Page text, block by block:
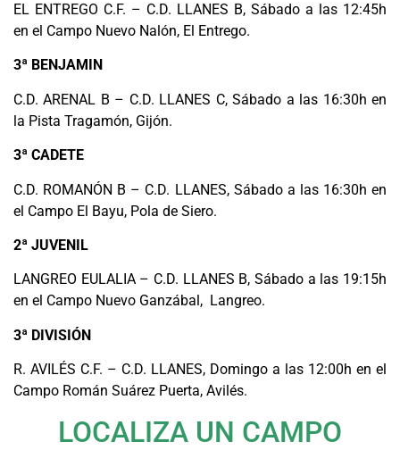
EL ENTREGO C.F. – C.D. LLANES B, Sábado a las 12:45h
en el Campo Nuevo Nalón, El Entrego.
3ª BENJAMIN
C.D. ARENAL B – C.D. LLANES C, Sábado a las 16:30h en
la Pista Tragamón, Gijón.
3ª CADETE
C.D. ROMANÓN B – C.D. LLANES, Sábado a las 16:30h en
el Campo El Bayu, Pola de Siero.
2ª JUVENIL
LANGREO EULALIA – C.D. LLANES B, Sábado a las 19:15h
en el Campo Nuevo Ganzábal, Langreo.
3ª DIVISIÓN
R. AVILÉS C.F. – C.D. LLANES, Domingo a las 12:00h en el
Campo Román Suárez Puerta, Avilés.
LOCALIZA UN CAMPO